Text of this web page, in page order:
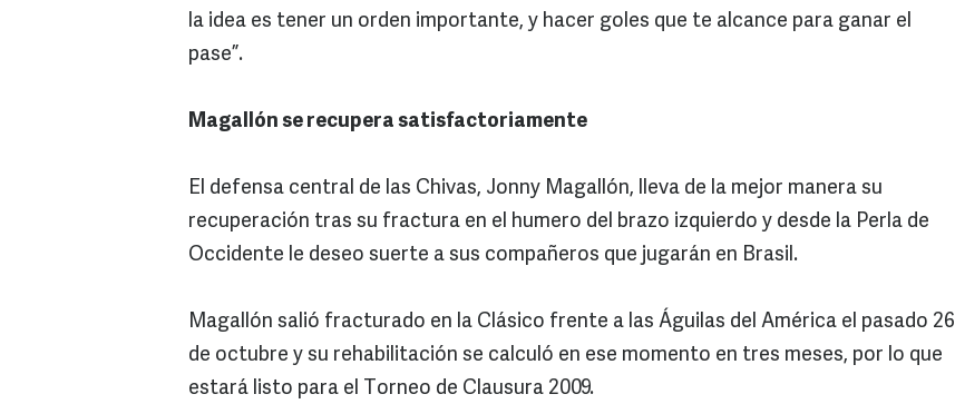
la idea es tener un orden importante, y hacer goles que te alcance para ganar el
pase”.
Magallón se recupera satisfactoriamente
El defensa central de las Chivas, Jonny Magallón, lleva de la mejor manera su
recuperación tras su fractura en el humero del brazo izquierdo y desde la Perla de
Occidente le deseo suerte a sus compañeros que jugarán en Brasil.
Magallón salió fracturado en la Clásico frente a las Águilas del América el pasado 26
de octubre y su rehabilitación se calculó en ese momento en tres meses, por lo que
estará listo para el Torneo de Clausura 2009.